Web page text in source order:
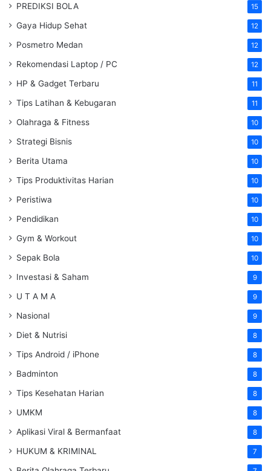
PREDIKSI BOLA 15
Gaya Hidup Sehat 12
Posmetro Medan 12
Rekomendasi Laptop / PC 12
HP & Gadget Terbaru 11
Tips Latihan & Kebugaran 11
Olahraga & Fitness 10
Strategi Bisnis 10
Berita Utama 10
Tips Produktivitas Harian 10
Peristiwa 10
Pendidikan 10
Gym & Workout 10
Sepak Bola 10
Investasi & Saham 9
U T A M A 9
Nasional 9
Diet & Nutrisi 8
Tips Android / iPhone 8
Badminton 8
Tips Kesehatan Harian 8
UMKM 8
Aplikasi Viral & Bermanfaat 8
HUKUM & KRIMINAL 7